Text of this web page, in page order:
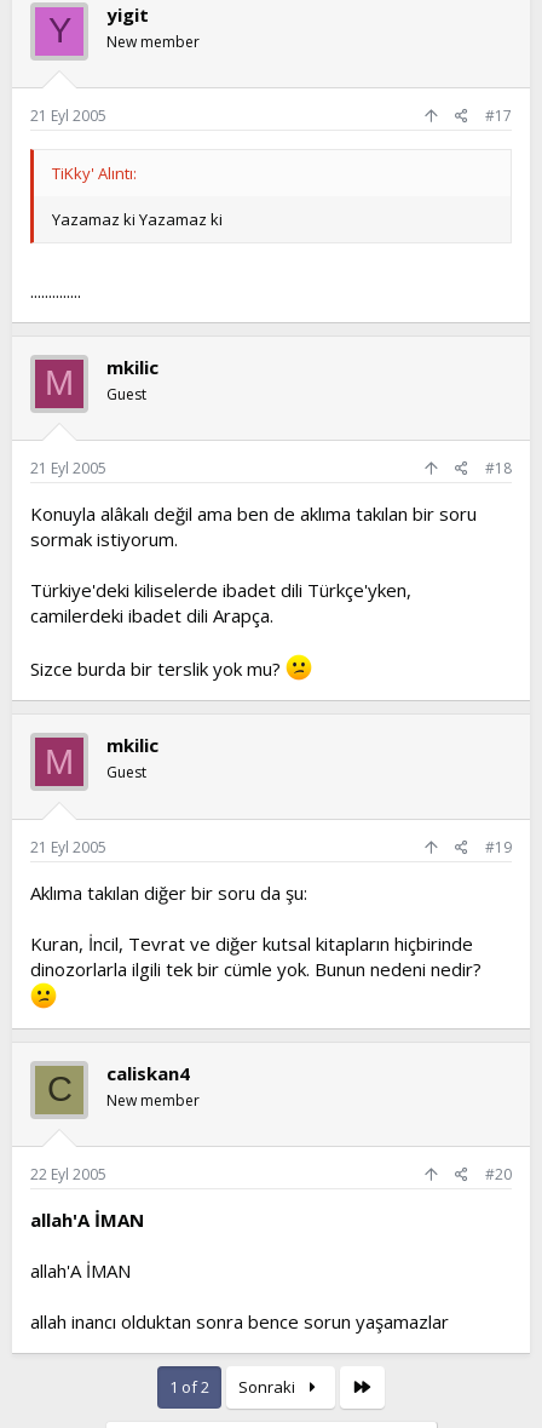
Y yigit
New member
21 Eyl 2005 #17
TiKky' Alıntı:
Yazamaz ki Yazamaz ki
..............
M mkilic
Guest
21 Eyl 2005 #18
Konuyla alâkalı değil ama ben de aklıma takılan bir soru
sormak istiyorum.
Türkiye'deki kiliselerde ibadet dili Türkçe'yken,
camilerdeki ibadet dili Arapça.
Sizce burda bir terslik yok mu?
M mkilic
Guest
21 Eyl 2005 #19
Aklıma takılan diğer bir soru da şu:
Kuran, İncil, Tevrat ve diğer kutsal kitapların hiçbirinde
dinozorlarla ilgili tek bir cümle yok. Bunun nedeni nedir?
C caliskan4
New member
22 Eyl 2005 #20
allah'A İMAN
allah'A İMAN
allah inancı olduktan sonra bence sorun yaşamazlar
1 of 2 Sonraki Son